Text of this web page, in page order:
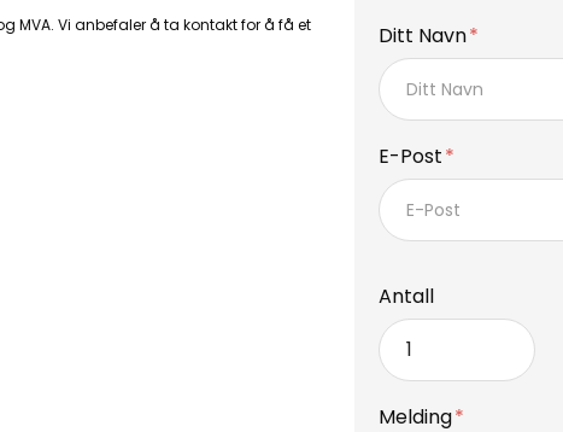
MVA. Vi anbefaler å ta kontakt for å få et
Ditt Navn
E-Post
Antall
Melding